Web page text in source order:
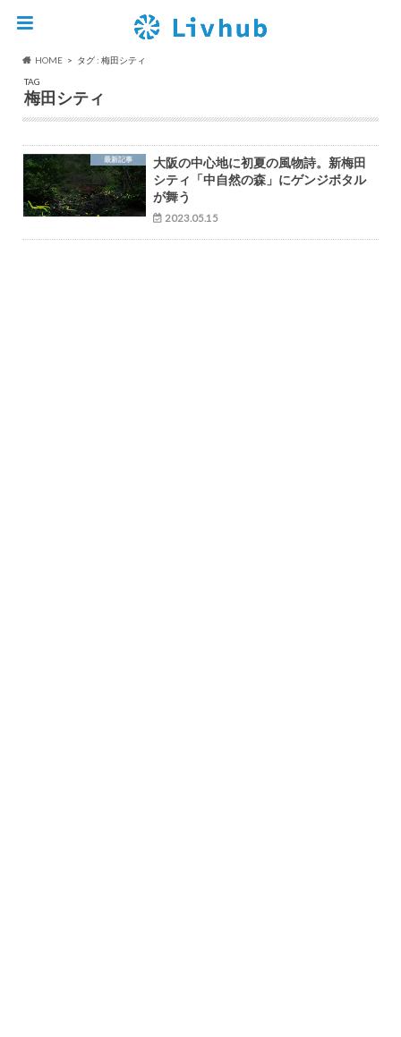
HOME
タグ : 梅田シティ
TAG
梅田シティ
最新記事
大阪の中心地に初夏の風物詩。新梅田
シティ「中自然の森」にゲンジボタル
が舞う
2023.05.15